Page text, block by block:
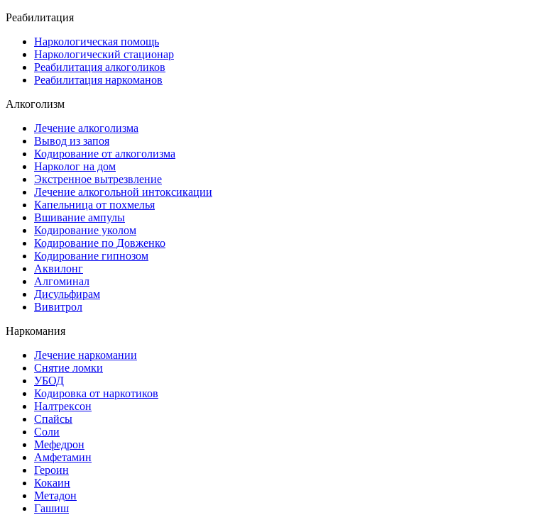
Реабилитация
Наркологическая помощь
Наркологический стационар
Реабилитация алкоголиков
Реабилитация наркоманов
Алкоголизм
Лечение алкоголизма
Вывод из запоя
Кодирование от алкоголизма
Нарколог на дом
Экстренное вытрезвление
Лечение алкогольной интоксикации
Капельница от похмелья
Вшивание ампулы
Кодирование уколом
Кодирование по Довженко
Кодирование гипнозом
Аквилонг
Алгоминал
Дисульфирам
Вивитрол
Наркомания
Лечение наркомании
Снятие ломки
УБОД
Кодировка от наркотиков
Налтрексон
Спайсы
Соли
Мефедрон
Амфетамин
Героин
Кокаин
Метадон
Гашиш